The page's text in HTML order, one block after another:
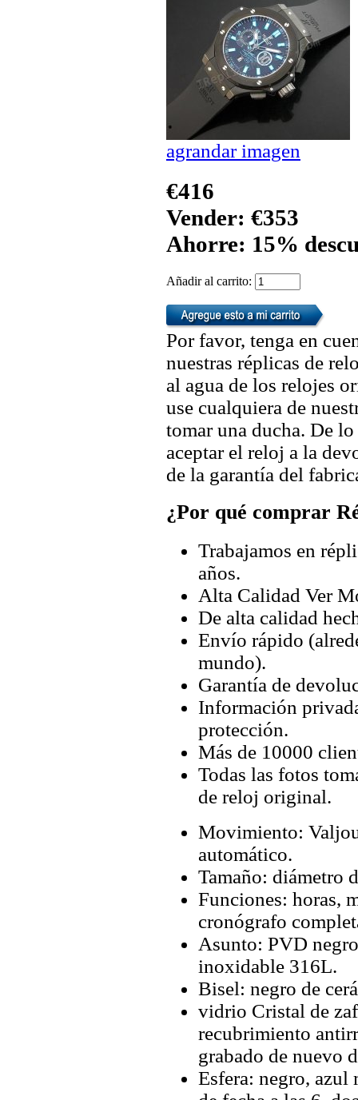
agrandar imagen
€416
Vender: €353
Ahorre: 15%
Añadir al carrito:
Por favor, tenga en
nuestras réplicas de
al agua de los relojes
use cualquiera de
tomar una ducha. De
aceptar el reloj a la
de la garantía del
¿Por qué comprar
Trabajamos en
años.
Alta Calidad Ver
De alta calidad
Envío rápido
mundo).
Garantía de
Información
protección.
Más de 10000
Todas las fotos
de reloj original.
Movimiento:
automático.
Tamaño: diámetro
Funciones: horas,
cronógrafo
Asunto: PVD
inoxidable 316L.
Bisel: negro de
vidrio Cristal de
recubrimiento
grabado de nuevo
Esfera: negro, azul